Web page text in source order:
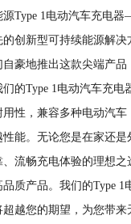
源Type 1电动汽车充电
创新型可持续能源解
豪地推出这款尖端产
的Type 1电动汽车充电
性，兼容多种电动汽
能。无论您是在家还
流畅充电体验的理想
质产品。我们的Type 1
越您的期望，为您带